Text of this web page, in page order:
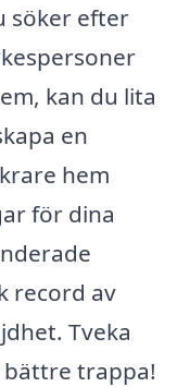
söker efter
kan du lita
en
hem
för dina
record av
Tveka
trappa!